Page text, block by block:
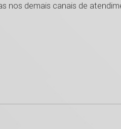
nos demais canais de